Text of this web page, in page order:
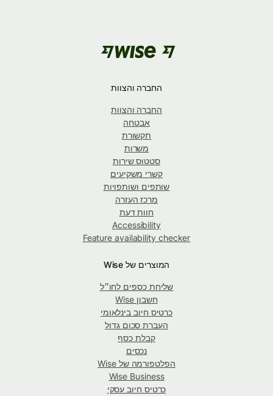
החברה והצוות
החברה והצוות
אבטחה
תקשורת
משרות
סטטוס שירות
קשרי משקיעים
שותפים ושותפויות
מרכז העזרה
חוות דעת
Accessibility
Feature availability checker
המוצרים של Wise
שליחת כספים לחו״ל
חשבון Wise
כרטיס חיוב בינלאומי
העברת סכום גדול
קבלת כסף
נכסים
הפלטפורמה של Wise
Wise Business
כרטיס חיוב עסקי